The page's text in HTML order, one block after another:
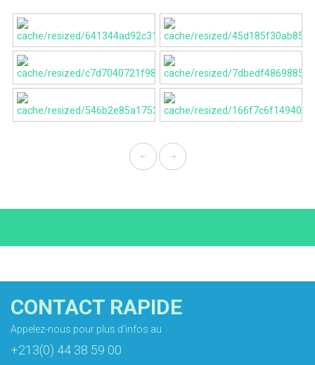
CONTACT RAPIDE
Appelez-nous pour plus d'infos au
+213(0) 44 38 59 00